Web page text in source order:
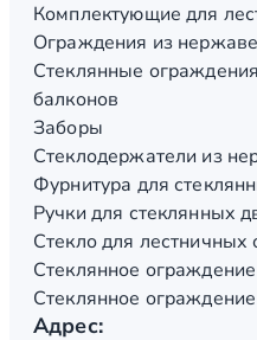
Комплектующие для
Ограждения из
Стеклянные
балконов
Заборы
Стеклодержатели из
Фурнитура для
Ручки для стеклянных
Стекло для лестничных
Стеклянное
Стеклянное
Адрес: